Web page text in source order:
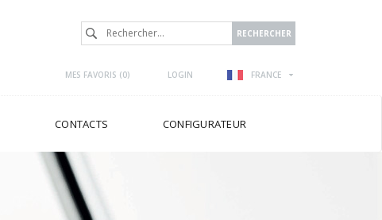
MES FAVORIS (0) LOGIN FRANCE
CONTACTS CONFIGURATEUR